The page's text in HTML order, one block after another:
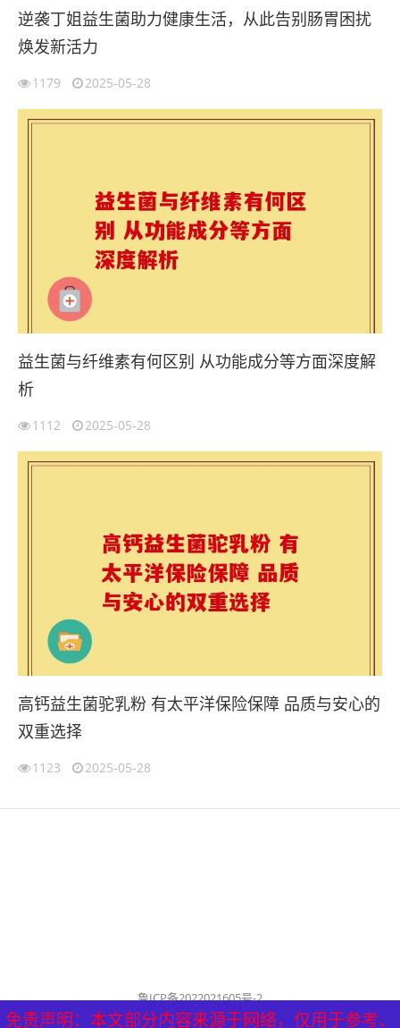
逆袭丁姐益生菌助力健康生活，从此告别肠胃困扰
焕发新活力
1179 2025-05-28
益生菌与纤维素有何区别 从功能成分等方面深度解
析
1112 2025-05-28
高钙益生菌驼乳粉 有太平洋保险保障 品质与安心的
双重选择
1123 2025-05-28
免责声明：本文部分内容来源于网络，仅用于参考、
鲁ICP备2022021605号-2
公司名称：历城泰山健康管理中心
免责声明：本文部分内容来源于网络，仅用于参考、